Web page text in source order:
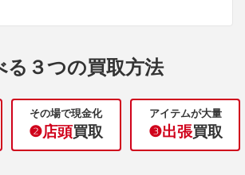
る３つの買取方法
その場で現金化
❷店頭買取
アイテムが大量
❸出張買取